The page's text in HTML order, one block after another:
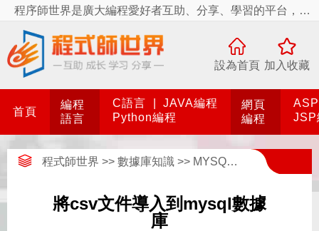
程序師世界是廣大編程愛好者互助、分享、學習的平台，程序師世界有你更精彩！
設為首頁 加入收藏
首頁
編程
語言
C語言
JAVA編程
Python編程
網頁
編程
JSP
程式師世界 >> 數據庫知識 >> MYSQL數據庫 >>
將csv文件導入到mysql數據
庫